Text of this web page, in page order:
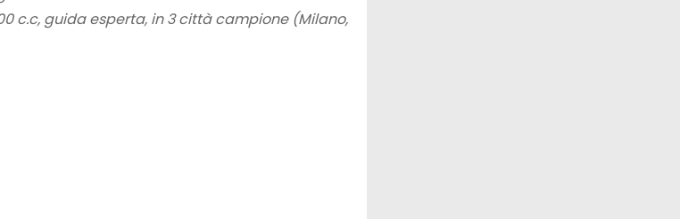
c.c, guida esperta, in 3 città campione (Milano,